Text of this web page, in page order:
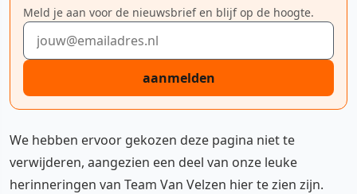
Meld je aan voor de nieuwsbrief en blijf op de hoogte.
E-mailadres
aanmelden
We hebben ervoor gekozen deze pagina niet te
verwijderen, aangezien een deel van onze leuke
herinneringen van Team Van Velzen hier te zien zijn.